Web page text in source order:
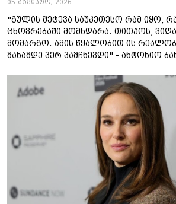
05 აგვისტო, 2026
"გულის შეტევა საუკეთესო რამ იყო,
ცხოვრებაში მომხდარა. თითქოს,
მომარგო. ამის წყალობით ის
მანამდე ვერ ვამჩნევდი" - ანტონიო